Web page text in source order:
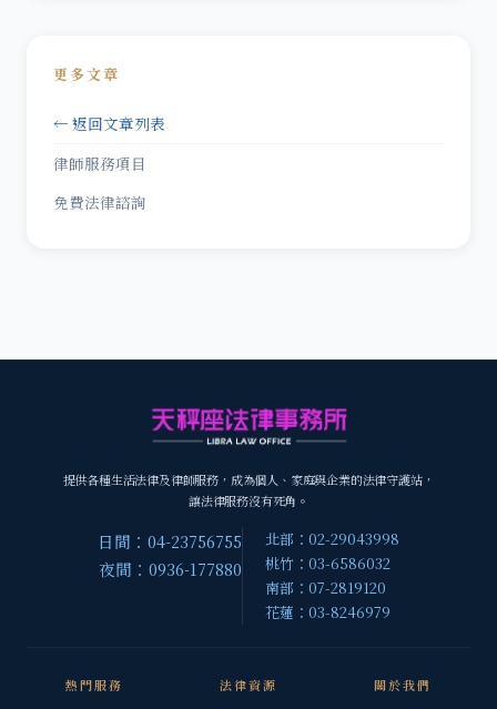
更多文章
← 返回文章列表
律師服務項目
免費法律諮詢
提供各種生活法律及律師服務，成為個人、家庭與企業的法律守護站，
讓法律服務沒有死角。
日間：04-23756755
夜間：0936-177880
北部：02-29043998
桃竹：03-6586032
南部：07-2819120
花蓮：03-8246979
熱門服務 法律資源 關於我們